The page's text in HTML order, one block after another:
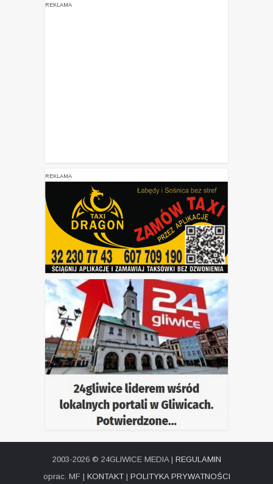
REKLAMA
REKLAMA
2003-2026 © 24GLIWICE MEDIA | REGULAMIN
oprac. MF | KONTAKT| POLITYKA PRYWATNOŚCI